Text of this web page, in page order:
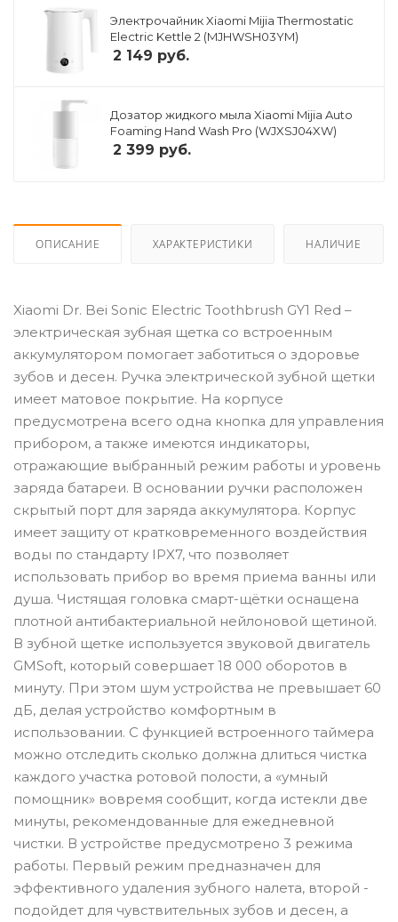
Электрочайник Xiaomi Mijia Thermostatic
Electric Kettle 2 (MJHWSH03YM)
2 149 руб.
Дозатор жидкого мыла Xiaomi Mijia Auto
Foaming Hand Wash Pro (WJXSJ04XW)
2 399 руб.
ОПИСАНИЕ ХАРАКТЕРИСТИКИ НАЛИЧИЕ
Xiaomi Dr. Bei Sonic Electric Toothbrush GY1 Red –
электрическая зубная щетка со встроенным
аккумулятором помогает заботиться о здоровье
зубов и десен. Ручка электрической зубной щетки
имеет матовое покрытие. На корпусе
предусмотрена всего одна кнопка для управления
прибором, а также имеются индикаторы,
отражающие выбранный режим работы и уровень
заряда батареи. В основании ручки расположен
скрытый порт для заряда аккумулятора. Корпус
имеет защиту от кратковременного воздействия
воды по стандарту IPX7, что позволяет
использовать прибор во время приема ванны или
душа. Чистящая головка смарт-щётки оснащена
плотной антибактериальной нейлоновой щетиной.
В зубной щетке используется звуковой двигатель
GMSoft, который совершает 18 000 оборотов в
минуту. При этом шум устройства не превышает 60
дБ, делая устройство комфортным в
использовании. С функцией встроенного таймера
можно отследить сколько должна длиться чистка
каждого участка ротовой полости, а «умный
помощник» вовремя сообщит, когда истекли две
минуты, рекомендованные для ежедневной
чистки. В устройстве предусмотрено 3 режима
работы. Первый режим предназначен для
эффективного удаления зубного налета, второй -
подойдет для чувствительных зубов и десен, а